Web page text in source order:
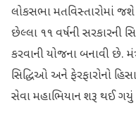
લોકસભા મતવિસ્‍તારોમાં
છેલ્લા ૧૧ વર્ષની સરકારની
કરવાની યોજના બનાવી છે.
સિદ્ધિઓ અને ફેરફારોનો
સેવા મહાભિયાન શરૂ થઈ